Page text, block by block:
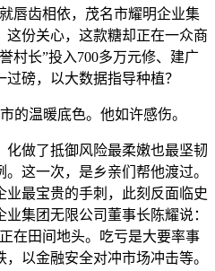
齿相依，茂名市耀明企业集
这份关心，这款糖却正在一众商
村长”投入700多万元修、建广
磅，以大数据指导种植？
温暖底色。他如许感伤。
做了抵御风险最柔嫩也最坚韧
这一次，是乡亲们帮他渡过。
最宝贵的手刺，此刻反面临史
集团无限公司董事长陈耀说：
在田间地头。吃亏是大要率事
以金融安全对冲市场冲击等。